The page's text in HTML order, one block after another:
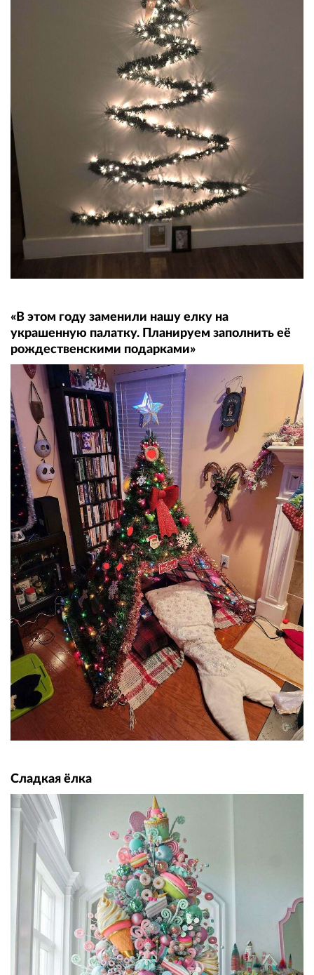
«В этом году заменили нашу елку на
украшенную палатку. Планируем заполнить её
рождественскими подарками»
Сладкая ёлка